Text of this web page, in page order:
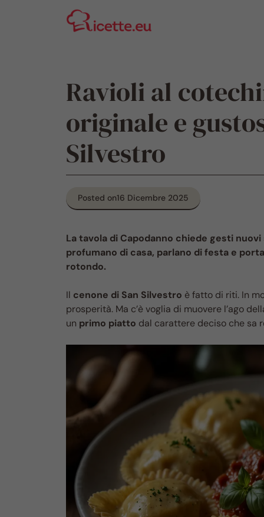
Ravioli al
originale e
Silvestro
Posted on16 Dicembre 2025
La tavola di Capodanno chiede gesti
profumano di casa, parlano di festa e
rotondo.
Il cenone di San Silvestro è fatto di riti. In
prosperità. Ma c’è voglia di muovere l’ago
un primo piatto dal carattere deciso che sa